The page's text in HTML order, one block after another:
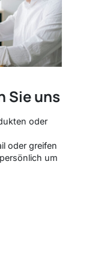
Sie uns
oder
oder greifen
um